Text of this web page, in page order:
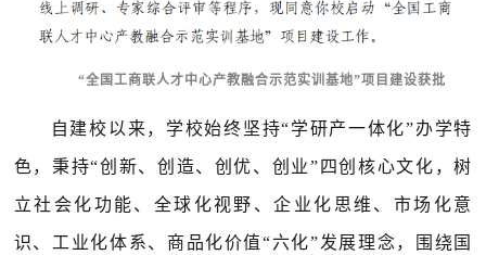
“全国工商联人才中心产教融合示范实训基地”项目建设获批
自建校以来，学校始终坚持“学研产一体化”办学特
色，秉持“创新、创造、创优、创业”四创核心文化，树
立社会化功能、全球化视野、企业化思维、市场化意
识、工业化体系、商品化价值“六化”发展理念，围绕国